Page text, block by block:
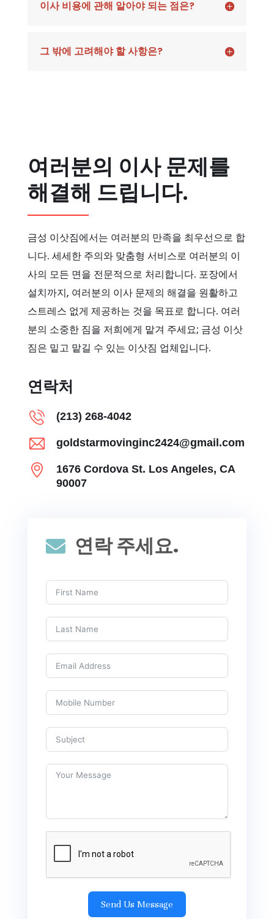
이사 비용에 관해 알아야 되는 점은?
그 밖에 고려해야 할 사항은?
 연락 주세요.
Send Us Message
여러분의 이사 문제를
해결해 드립니다.
금성 이삿짐에서는 여러분의 만족을 최우선으로 합
니다. 세세한 주의와 맞춤형 서비스로 여러분의 이
사의 모든 면을 전문적으로 처리합니다. 포장에서
설치까지, 여러분의 이사 문제의 해결을 원활하고
스트레스 없게 제공하는 것을 목표로 합니다. 여러
분의 소중한 짐을 저희에게 맡겨 주세요; 금성 이삿
짐은 밑고 맡길 수 있는 이삿짐 업체입니다.
연락처
(213) 268-4042
goldstarmovinginc2424@gmail.com
1676 Cordova St. Los Angeles, CA
90007